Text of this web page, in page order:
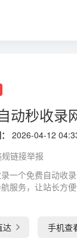
动秒收录
2026-04-12
链接举报
一个免费自动收
服务，让站长方
达 手机查